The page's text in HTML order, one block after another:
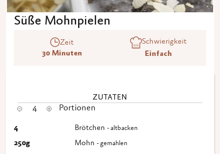
Süße Mohnpielen
Zeit
30 Minuten
Schwierigkeit
Einfach
ZUTATEN
4 Portionen
4 Brötchen - altbacken
250g Mohn - gemahlen